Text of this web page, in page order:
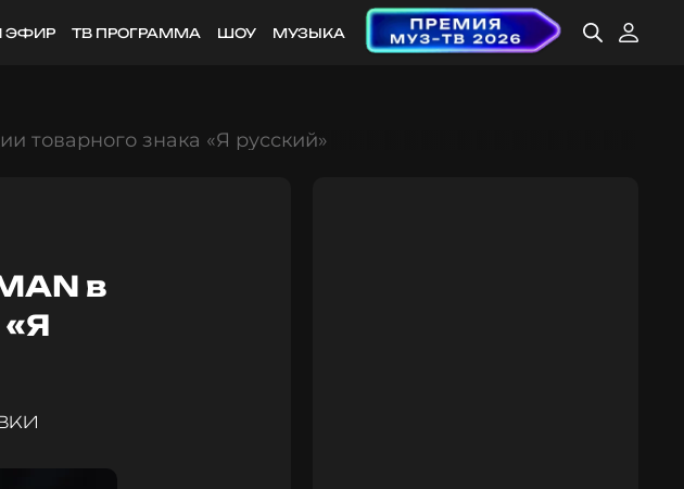
ЭФИР ТВ ПРОГРАММА ШОУ МУЗЫКА
товарного знака «Я русский»
в